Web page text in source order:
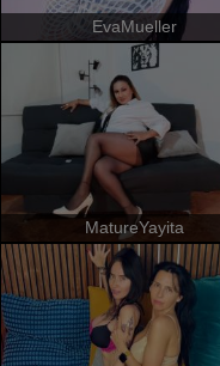
EvaMueller
MatureYayita